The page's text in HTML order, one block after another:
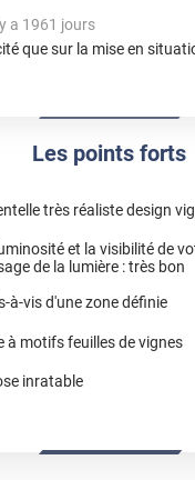
Les points forts
très réaliste design
et la visibilité de
de la lumière : très bon
à-vis d'une zone définie
à motifs feuilles de vignes
inratable
a 1961 jours
que sur la mise en